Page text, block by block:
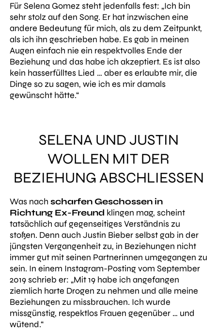
Für Selena Gomez steht jedenfalls fest: „Ich bin
sehr stolz auf den Song. Er hat inzwischen eine
andere Bedeutung für mich, als zu dem Zeitpunkt,
als ich ihn geschrieben habe. Es gab in meinen
Augen einfach nie ein respektvolles Ende der
Beziehung und das habe ich akzeptiert. Es ist also
kein hasserfülltes Lied … aber es erlaubte mir, die
Dinge so zu sagen, wie ich es mir damals
gewünscht hätte.“
SELENA UND JUSTIN
WOLLEN MIT DER
BEZIEHUNG ABSCHLIESSEN
Was nach scharfen Geschossen in
Richtung Ex-Freund klingen mag, scheint
tatsächlich auf gegenseitiges Verständnis zu
stoßen. Denn auch Justin Bieber selbst gab in der
jüngsten Vergangenheit zu, in Beziehungen nicht
immer gut mit seinen Partnerinnen umgegangen zu
sein. In einem Instagram-Posting vom September
2019 schrieb er: „Mit 19 habe ich angefangen
ziemlich harte Drogen zu nehmen und alle meine
Beziehungen zu missbrauchen. Ich wurde
missgünstig, respektlos Frauen gegenüber … und
wütend.“